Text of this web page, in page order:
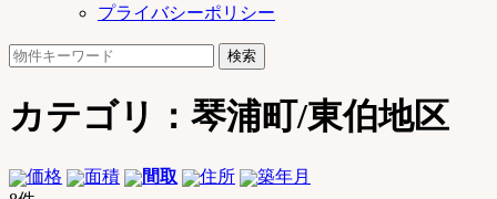
郡
浦
町
土
地
プライバシーポリシー
検
カテゴリ：琴浦町/東伯地区
価格 面積 間取 住所
築年月